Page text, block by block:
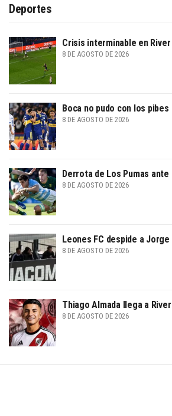
Deportes
Crisis interminable en River
8 DE AGOSTO DE 2026
Boca no pudo con los pibes
8 DE AGOSTO DE 2026
Derrota de Los Pumas ante
8 DE AGOSTO DE 2026
Leones FC despide a
8 DE AGOSTO DE 2026
Thiago Almada llega a River
8 DE AGOSTO DE 2026